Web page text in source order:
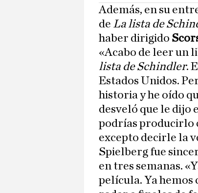
Además, en su
de La lista de
haber dirigido
«Acabo de leer un
lista de Schindler.
Estados Unidos.
historia y he oído
desveló que le dijo
podrías producirlo
excepto decirle la
Spielberg fue
en tres semanas.
película. Ya hemos